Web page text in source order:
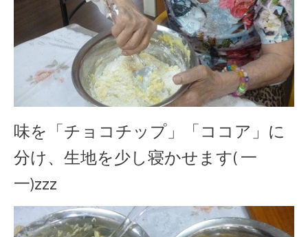
味を「チョコチップ」「ココア」に
分け、生地を少し寝かせます( 一
一)zzz